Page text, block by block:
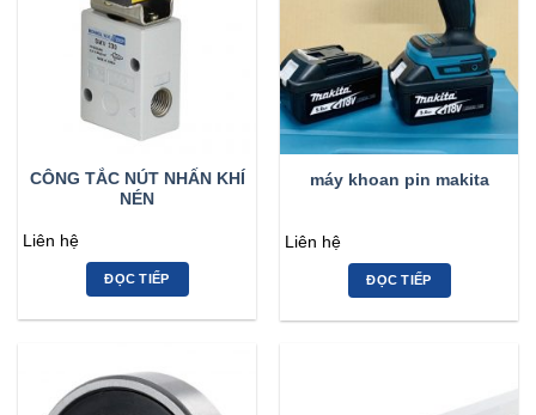
CÔNG TẮC NÚT NHẤN KHÍ
NÉN
Liên hệ
ĐỌC TIẾP
máy khoan pin makita
Liên hệ
ĐỌC TIẾP